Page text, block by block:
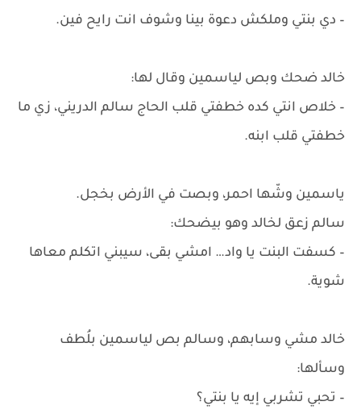
– دي بنتي وملكش دعوة بينا وشوف انت رايح فين.
خالد ضحك وبص لياسمين وقال لها:
– خلاص انتي كده خطفتي قلب الحاج سالم الدريني، زي ما
خطفتي قلب ابنه.
ياسمين وشّها احمر، وبصت في الأرض بخجل.
سالم زعق لخالد وهو بيضحك:
– كسفت البنت يا واد… امشي بقى، سيبني اتكلم معاها
شوية.
خالد مشي وسابهم، وسالم بص لياسمين بلُطف
وسألها:
– تحبي تشربي إيه يا بنتي؟